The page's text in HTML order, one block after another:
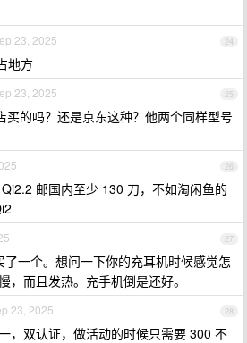
24
23, 2025
地方
25
23, 2025
买的吗？还是京东这种？他两个同样型号
26
邮国内至少 130 刀，不如淘闲鱼的
27
了一个。想问一下你的充耳机时候感觉怎
，而且发热。充手机倒是还好。
28
23, 2025
，双认证，做活动的时候只需要 300 不